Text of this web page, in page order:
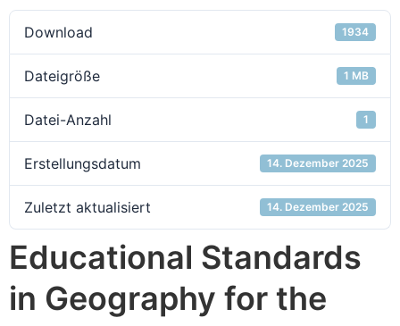
Download 1934
Dateigröße 1 MB
Datei-Anzahl 1
Erstellungsdatum 14. Dezember 2025
Zuletzt aktualisiert 14. Dezember 2025
Educational Standards
in Geography for the